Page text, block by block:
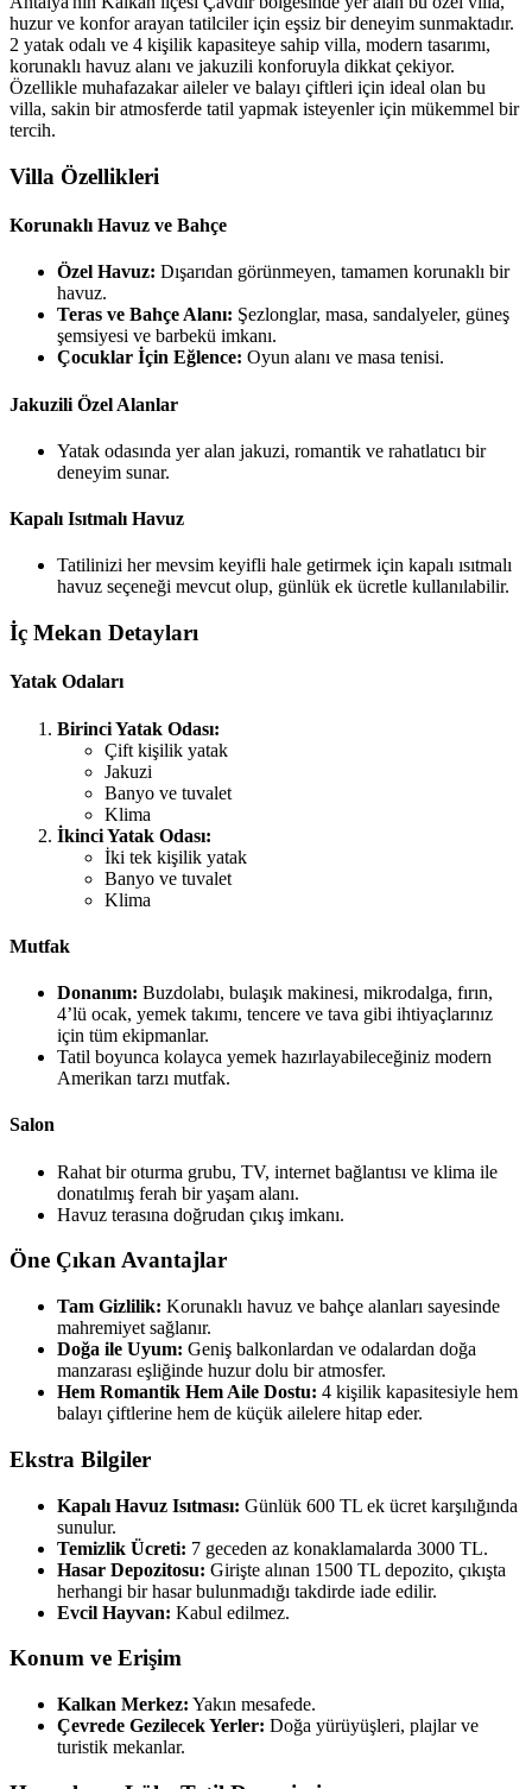
huzur ve konfor arayan tatilciler için eşsiz bir deneyim sunmaktadır.
2 yatak odalı ve 4 kişilik kapasiteye sahip villa, modern tasarımı,
korunaklı havuz alanı ve jakuzili konforuyla dikkat çekiyor.
Özellikle muhafazakar aileler ve balayı çiftleri için ideal olan bu
villa, sakin bir atmosferde tatil yapmak isteyenler için mükemmel bir
tercih.
Villa Özellikleri
Korunaklı Havuz ve Bahçe
Özel Havuz: Dışarıdan görünmeyen, tamamen korunaklı bir
havuz.
Teras ve Bahçe Alanı: Şezlonglar, masa, sandalyeler, güneş
şemsiyesi ve barbekü imkanı.
Çocuklar İçin Eğlence: Oyun alanı ve masa tenisi.
Jakuzili Özel Alanlar
Yatak odasında yer alan jakuzi, romantik ve rahatlatıcı bir
deneyim sunar.
Kapalı Isıtmalı Havuz
Tatilinizi her mevsim keyifli hale getirmek için kapalı ısıtmalı
havuz seçeneği mevcut olup, günlük ek ücretle kullanılabilir.
İç Mekan Detayları
Yatak Odaları
Birinci Yatak Odası:
Çift kişilik yatak
Jakuzi
Banyo ve tuvalet
Klima
İkinci Yatak Odası:
İki tek kişilik yatak
Banyo ve tuvalet
Klima
Mutfak
Donanım: Buzdolabı, bulaşık makinesi, mikrodalga, fırın,
4’lü ocak, yemek takımı, tencere ve tava gibi ihtiyaçlarınız
için tüm ekipmanlar.
Tatil boyunca kolayca yemek hazırlayabileceğiniz modern
Amerikan tarzı mutfak.
Salon
Rahat bir oturma grubu, TV, internet bağlantısı ve klima ile
donatılmış ferah bir yaşam alanı.
Havuz terasına doğrudan çıkış imkanı.
Öne Çıkan Avantajlar
Tam Gizlilik: Korunaklı havuz ve bahçe alanları sayesinde
mahremiyet sağlanır.
Doğa ile Uyum: Geniş balkonlardan ve odalardan doğa
manzarası eşliğinde huzur dolu bir atmosfer.
Hem Romantik Hem Aile Dostu: 4 kişilik kapasitesiyle hem
balayı çiftlerine hem de küçük ailelere hitap eder.
Ekstra Bilgiler
Kapalı Havuz Isıtması: Günlük 600 TL ek ücret karşılığında
sunulur.
Temizlik Ücreti: 7 geceden az konaklamalarda 3000 TL.
Hasar Depozitosu: Girişte alınan 1500 TL depozito, çıkışta
herhangi bir hasar bulunmadığı takdirde iade edilir.
Evcil Hayvan: Kabul edilmez.
Konum ve Erişim
Kalkan Merkez: Yakın mesafede.
Çevrede Gezilecek Yerler: Doğa yürüyüşleri, plajlar ve
turistik mekanlar.